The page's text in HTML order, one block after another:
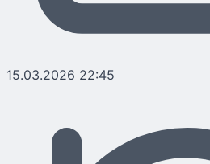
15.03.2026 22:45